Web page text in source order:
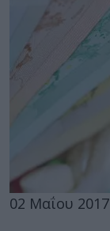
02 Μαΐου 2017